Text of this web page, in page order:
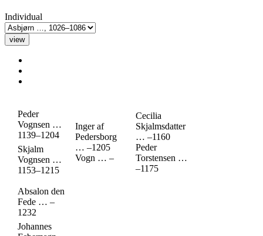
Individual
Peder
Vognsen …
1139–1204
Skjalm
Vognsen …
1153–1215
Inger af
Pedersborg
… –1205
Vogn … –
Cecilia
Skjalmsdatter
… –1160
Peder
Torstensen …
–1175
Absalon den
Fede … –
1232
Johannes